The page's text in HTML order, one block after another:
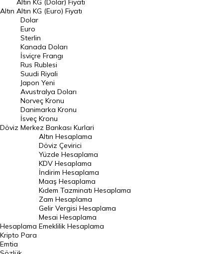
Euro Kuru
Pound Kuru
Frank Kuru
Riyal Kuru
Avustralya Doları
Danimarka Kronu Kuru
Kanada Doları Kuru
Norveç Kronu Kuru
İsveç Kronu Kuru
Japon Yeni Kuru
Serbest Piyasa Döviz Kurları
Merkez Bankası Döviz Kurları
Altın Fiyatları
Gram Altın Fiyatı
Altın
Altın KG (Dolar) Fiyatı
Altın KG (Euro) Fiyatı
Döviz
Dolar
Euro
Sterlin
Kanada Doları
İsviçre Frangı
Rus Rublesi
Suudi Riyali
Japon Yeni
Avustralya Doları
Norveç Kronu
Danimarka Kronu
İsveç Kronu
Merkez Bankası Kurlari
Hesaplama
Altın Hesaplama
Döviz Çevirici
Yüzde Hesaplama
KDV Hesaplama
İndirim Hesaplama
Maaş Hesaplama
Kıdem Tazminatı Hesaplama
Zam Hesaplama
Gelir Vergisi Hesaplama
Mesai Hesaplama
Emeklilik Hesaplama
Kripto Para
Emtia